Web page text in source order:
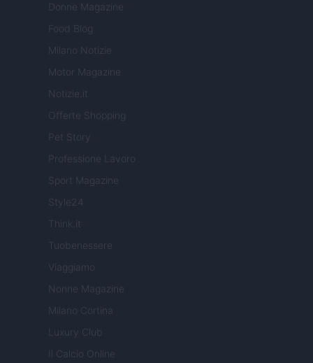
Donne Magazine
Food Blog
Milano Notizie
Motor Magazine
Notizie.it
Offerte Shopping
Pet Story
Professione Lavoro
Sport Magazine
Style24
Think.it
Tuobenessere
Viaggiamo
Nonne Magazine
Milano Cortina
Luxury Club
Il Calcio Online